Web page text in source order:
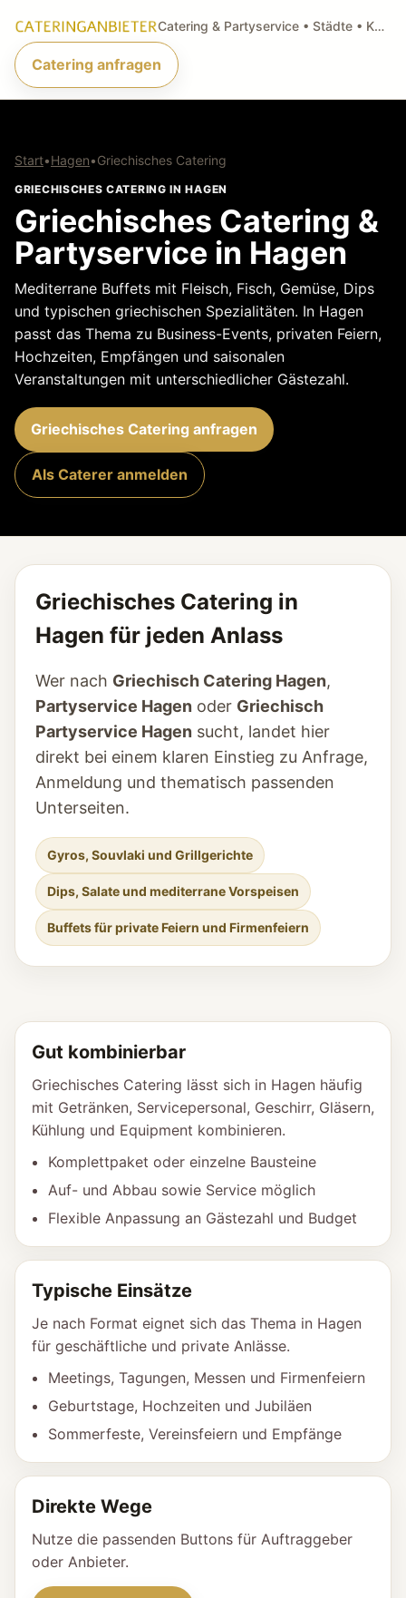
Catering & Partyservice • Städte • Küchenarten • Anfragen
Catering anfragen
Start•Hagen•Griechisches Catering
GRIECHISCHES CATERING IN HAGEN
Griechisches Catering &
Partyservice in Hagen
Mediterrane Buffets mit Fleisch, Fisch, Gemüse, Dips
und typischen griechischen Spezialitäten. In Hagen
passt das Thema zu Business-Events, privaten Feiern,
Hochzeiten, Empfängen und saisonalen
Veranstaltungen mit unterschiedlicher Gästezahl.
Griechisches Catering anfragen
Als Caterer anmelden
Griechisches Catering in
Hagen für jeden Anlass
Wer nach Griechisch Catering Hagen,
Partyservice Hagen oder Griechisch
Partyservice Hagen sucht, landet hier
direkt bei einem klaren Einstieg zu Anfrage,
Anmeldung und thematisch passenden
Unterseiten.
Gyros, Souvlaki und Grillgerichte
Dips, Salate und mediterrane Vorspeisen
Buffets für private Feiern und Firmenfeiern
Gut kombinierbar
Griechisches Catering lässt sich in Hagen häufig
mit Getränken, Servicepersonal, Geschirr, Gläsern,
Kühlung und Equipment kombinieren.
Komplettpaket oder einzelne Bausteine
Auf- und Abbau sowie Service möglich
Flexible Anpassung an Gästezahl und Budget
Typische Einsätze
Je nach Format eignet sich das Thema in Hagen
für geschäftliche und private Anlässe.
Meetings, Tagungen, Messen und Firmenfeiern
Geburtstage, Hochzeiten und Jubiläen
Sommerfeste, Vereinsfeiern und Empfänge
Direkte Wege
Nutze die passenden Buttons für Auftraggeber
oder Anbieter.